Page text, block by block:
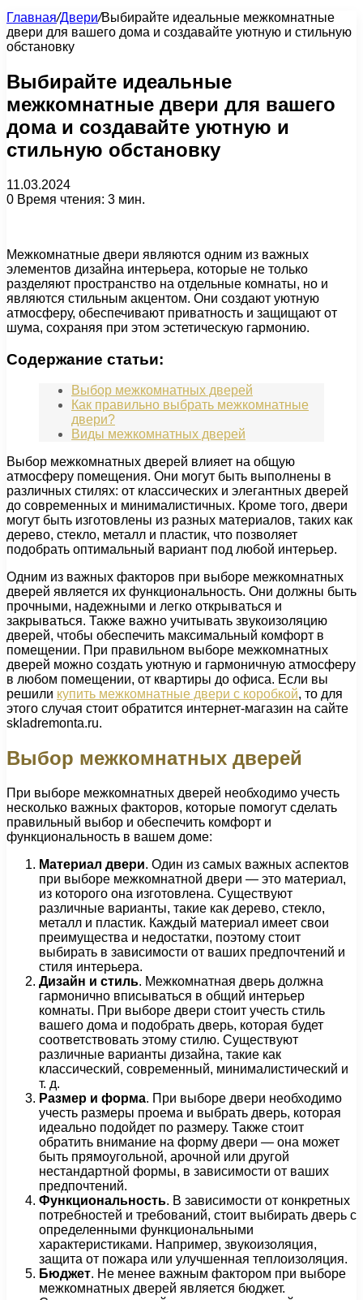
Главная/Двери/Выбирайте идеальные межкомнатные
двери для вашего дома и создавайте уютную и стильную
обстановку
Выбирайте идеальные
межкомнатные двери для вашего
дома и создавайте уютную и
стильную обстановку
11.03.2024
0 Время чтения: 3 мин.
Межкомнатные двери являются одним из важных
элементов дизайна интерьера, которые не только
разделяют пространство на отдельные комнаты, но и
являются стильным акцентом. Они создают уютную
атмосферу, обеспечивают приватность и защищают от
шума, сохраняя при этом эстетическую гармонию.
Содержание статьи:
Выбор межкомнатных дверей
Как правильно выбрать межкомнатные
двери?
Виды межкомнатных дверей
Выбор межкомнатных дверей влияет на общую
атмосферу помещения. Они могут быть выполнены в
различных стилях: от классических и элегантных дверей
до современных и минималистичных. Кроме того, двери
могут быть изготовлены из разных материалов, таких как
дерево, стекло, металл и пластик, что позволяет
подобрать оптимальный вариант под любой интерьер.
Одним из важных факторов при выборе межкомнатных
дверей является их функциональность. Они должны быть
прочными, надежными и легко открываться и
закрываться. Также важно учитывать звукоизоляцию
дверей, чтобы обеспечить максимальный комфорт в
помещении. При правильном выборе межкомнатных
дверей можно создать уютную и гармоничную атмосферу
в любом помещении, от квартиры до офиса. Если вы
решили купить межкомнатные двери с коробкой, то для
этого случая стоит обратится интернет-магазин на сайте
skladremonta.ru.
Выбор межкомнатных дверей
При выборе межкомнатных дверей необходимо учесть
несколько важных факторов, которые помогут сделать
правильный выбор и обеспечить комфорт и
функциональность в вашем доме:
Материал двери. Один из самых важных аспектов
при выборе межкомнатной двери — это материал,
из которого она изготовлена. Существуют
различные варианты, такие как дерево, стекло,
металл и пластик. Каждый материал имеет свои
преимущества и недостатки, поэтому стоит
выбирать в зависимости от ваших предпочтений и
стиля интерьера.
Дизайн и стиль. Межкомнатная дверь должна
гармонично вписываться в общий интерьер
комнаты. При выборе двери стоит учесть стиль
вашего дома и подобрать дверь, которая будет
соответствовать этому стилю. Существуют
различные варианты дизайна, такие как
классический, современный, минималистический и
т. д.
Размер и форма. При выборе двери необходимо
учесть размеры проема и выбрать дверь, которая
идеально подойдет по размеру. Также стоит
обратить внимание на форму двери — она может
быть прямоугольной, арочной или другой
нестандартной формы, в зависимости от ваших
предпочтений.
Функциональность. В зависимости от конкретных
потребностей и требований, стоит выбирать дверь с
определенными функциональными
характеристиками. Например, звукоизоляция,
защита от пожара или улучшенная теплоизоляция.
Бюджет. Не менее важным фактором при выборе
межкомнатных дверей является бюджет.